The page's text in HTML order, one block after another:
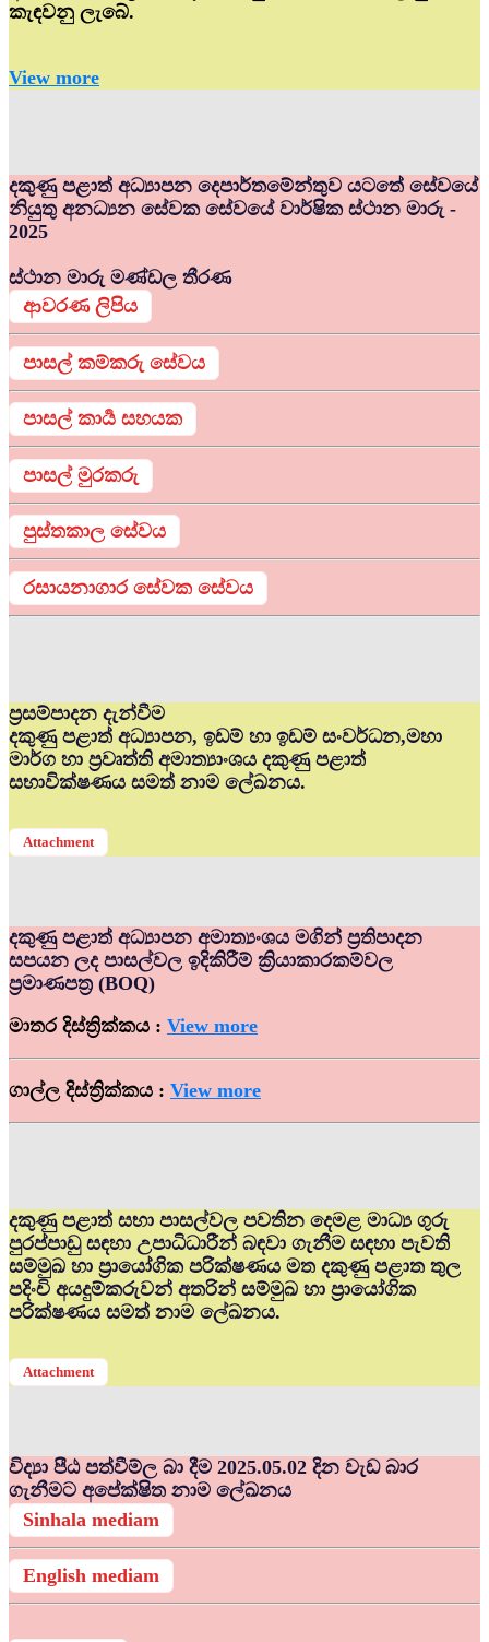
කැඳවනු ලැබේ.
View more
දකුණු පළාත් අධ්‍යාපන දෙපාර්තමේන්තුව යටතේ සේවයේ
නියුතු අනධ්‍යන සේවක සේවයේ වාර්ෂික ස්ථාන මාරු -
2025
ස්ථාන මාරු මණ්ඩල තීරණ
ආවරණ ලිපිය
පාසල් කම්කරු සේවය
පාසල් කාර්‍ය සහයක
පාසල් මුරකරු
පුස්තකාල සේවය
රසායනාගාර සේවක සේවය
ප්‍රසම්පාදන දැන්වීම
දකුණු පළාත් අධ්‍යාපන, ඉඩම් හා ඉඩම් සංවර්ධන,මහා
මාර්ග හා ප්‍රවෘත්ති අමාත්‍යාංශය දකුණු පළාත්
සභාවික්ෂණය සමත් නාම ලේඛනය.
Attachment
දකුණු පළාත් අධ්‍යාපන අමාත්‍යංශය මගින් ප්‍රතිපාදන
සපයන ලද පාසල්වල ඉදිකිරීම් ක්‍රියාකාරකම්වල
ප්‍රමාණපත්‍ර (BOQ)
මාතර දිස්ත්‍රික්කය : View more
ගාල්ල දිස්ත්‍රික්කය : View more
දකුණු පළාත් සභා පාසල්වල පවතින දෙමළ මාධ්‍ය ගුරු
පුරප්පාඩු සඳහා උපාධිධාරීන් බඳවා ගැනීම සඳහා පැවති
සම්මුඛ හා ප්‍රායෝගික පරික්ෂණය මත දකුණු පළාත තුල
පදිංචි අයදුම්කරුවන් අතරින් සම්මුඛ හා ප්‍රායෝගික
පරික්ෂණය සමත් නාම ලේඛනය.
Attachment
විද්‍යා පීඨ පත්වීම්ල බා දීම 2025.05.02 දින වැඩ බාර
ගැනීමට අපේක්ෂිත නාම ලේඛනය
Sinhala mediam
English mediam